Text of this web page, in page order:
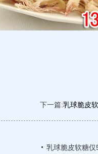
下一篇:乳球脆皮
乳球脆皮软糖仅